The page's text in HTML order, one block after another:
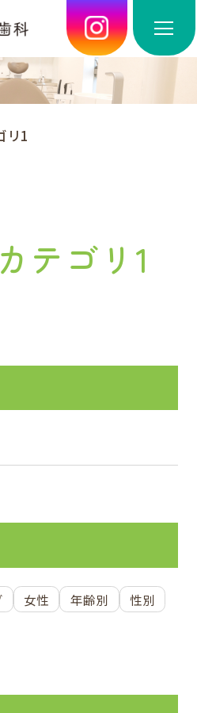
リ1
テゴリ1
女性 年齢別
性別